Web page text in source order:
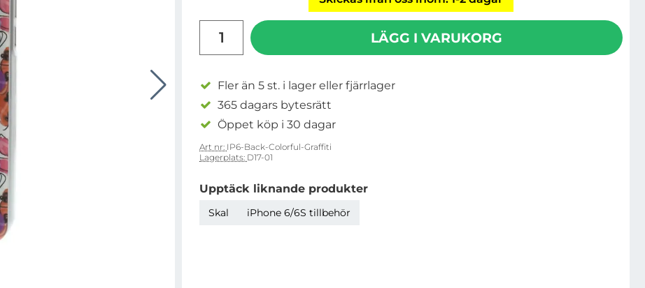
LÄGG I VARUKORG
Fler än 5 st. i lager eller fjärrlager
365 dagars bytesrätt
Öppet köp i 30 dagar
Art nr: IP6-Back-Colorful-Graffiti
Lagerplats: D17-01
Upptäck liknande produkter
Skal iPhone 6/6S tillbehör